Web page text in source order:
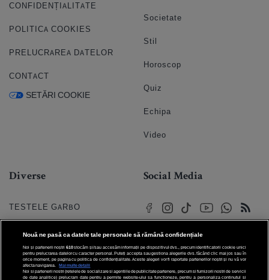
CONFIDENȚIALITATE
POLITICA COOKIES
PRELUCRAREA DATELOR
CONTACT
SETĂRI COOKIE
Societate
Stil
Horoscop
Quiz
Echipa
Video
Diverse
TESTELE GARBO
HOROSCOP
HOROSCOPUL IUBIRII
FORUMURI
Social Media
© 2026 Internet Corp SRL
Nouă ne pasă ca datele tale personale să rămână confidențiale
Noi și partenerii noștri 610stocăm și/sau accesăm informații pe dispozitivul dvs., precum identificatorii cookie unici
pentru prelucrarea datelor cu caracter personal. Puteți accepta sau gestiona alegerile dvs. făcând clic mai jos sau în
orice moment, pe pagina cu politica de confidențialitate. Aceste alegeri vor fi raportate partenerilor noștri și nu vă vor
afecta navigarea.
Mai multe detalii
Noi si partenerii nostri (retelele de socializare si agentiile de publicitate partenere, precum si furnizorii nostri de servicii
de date analitice) prelucram date pentru a permite website-ului sa functioneze, pentru a personaliza continutul si